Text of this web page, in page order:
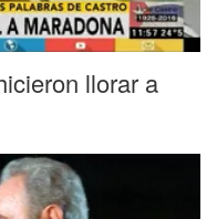
llorar a